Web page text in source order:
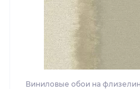
Виниловые обои на